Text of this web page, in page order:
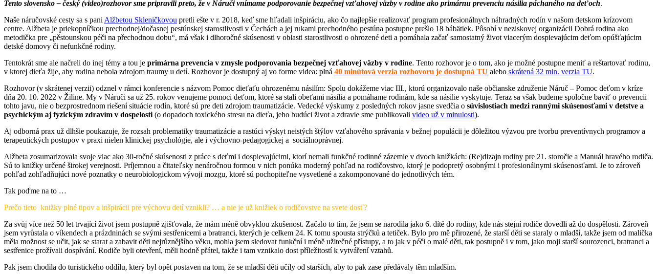
Tento slovensko – český (video)rozhovor sme pripravili preto, že v Náruči vnímame podporovanie bezpečnej vzťahovej väzby v rodine ako primárnu prevenciu násilia páchaného na deťoch.
Naše náručovské cesty sa s paniAlžbetou Skleničkovou pretli ešte v r. 2018, keď sme hľadali inšpiráciu, ako čo najlepšie realizovať program profesionálnych náhradných rodín v našom detskom krízovom
centre. Alžbeta je priekopníčkou prechodnej/dočasnej pestúnskej starostlivosti v Čechách a jej rukami prechodného pestúna postupne prešlo 18 bábätiek. Pôsobí v neziskovej organizácii Dobrá rodina ako
metodička pre „pěstounskou péči na přechodnou dobu“, má však i dlhoročné skúsenosti v oblasti starostlivosti o ohrozené deti a pomáhala začať samostatný život viacerým dospievajúcim deťom opúšťajúcim
detské domovy či nefunkčné rodiny.
Tentokrát sme ale načreli do inej témy a tou je primárna prevencia v zmysle podporovania bezpečnej vzťahovej väzby v rodine. Tento rozhovor je o tom, ako je možné postupne meniť a reštartovať rodinu,
v ktorej dieťa žije, aby rodina nebola zdrojom traumy u detí. Rozhovor je dostupný aj vo forme videa: plná 40 minútová verzia rozhovoru je dostupná TU alebo skrátená 32 min. verzia TU.
Rozhovor (v skrátenej verzii) odznel v rámci konferencie s názvom Pomoc dieťaťu ohrozenému násilím: Spolu dokážeme viac III., ktorú organizovalo naše občianske združenie Náruč – Pomoc deťom v kríze
dňa 20. 10. 2022 v Žiline. My v Náruči sa už 25. rokov venujeme pomoci deťom, ktoré sa stali obeťami násilia a pomáhame rodinám, kde sa násilie vyskytuje. Teraz sa však budeme spoločne baviť o prevencii
tohto javu, nie o bezprostrednom riešení situácie rodín, ktoré sú pre deti zdrojom traumatizácie. Vedecké výskumy z posledných rokov jasne svedčia o súvislostiach medzi rannými skúsenosťami v detstve a
psychickým aj fyzickým zdravím v dospelosti(o dopadoch toxického stresu na dieťa, jeho budúci život a zdravie sme publikovali video už v minulosti).
Aj odborná prax už dlhšie poukazuje, že rozsah problematiky traumatizácie a rastúci výskyt neistých štýlov vzťahového správania v bežnej populácii je dôležitou výzvou pre tvorbu preventívnych programov a
terapeutických postupov v praxi nielen klinickej psychológie, ale i výchovno-pedagogickej a sociálnoprávnej.
Alžbeta zosumarizovala svoje viac ako 30-ročné skúsenosti z práce s deťmi i dospievajúcimi, ktorí nemali funkčné rodinné zázemie v dvoch knižkách: (Re)dizajn rodiny pre 21. storočie a Manuál hravého rodiča.
Sú to knižky určené širokej verejnosti. Príjemnou a čitateľsky nenáročnou formou v nich ponúka moderný pohľad na rodičovstvo, ktorý je podopretý osobnými i profesionálnymi skúsenosťami. Je to zároveň
pohľad zohľadňujúci nové poznatky o neurobiologickom vývoji mozgu, ktoré sú pochopiteľne vysvetlené a zakomponované do jednotlivých tém.
Tak poďme na to …
Prečo tieto knižky plné tipov a inšpirácii pre výchovu detí vznikli? … a nie je už knižiek o rodičovstve na svete dosť?
Za svůj více než 50 let trvající život jsem postupně zjišťovala, že mám méně obvyklou zkušenost. Začalo to tím, že jsem se narodila jako 6. dítě do rodiny, kde nás stejní rodiče dovedli až do dospělosti. Zároveň
jsem vyrůstala o víkendech a prázdninách se svými sestřenicemi a bratranci, kterých je celkem 24. K tomu spousta strýčků a tetiček. Bylo pro mě přirozené, že starší děti se staraly o mladší, takže jsem od malička
měla možnost se učit, jak se starat a zabavit děti nejrůznějšího věku, mohla jsem sledovat funkční i méně užitečné přístupy, a to jak v péči o malé děti, tak postupně i v tom, jako moji starší sourozenci, bratranci a
sestřenice prožívali dospívání. Rodiče byli otevření, měli hodně přátel, takže i tam vznikalo dost příležitostí k vytváření vztahů.
Pak jsem chodila do turistického oddílu, který byl opět postaven na tom, že se mladší děti učily od starších, aby to pak zase předávaly těm mladším.